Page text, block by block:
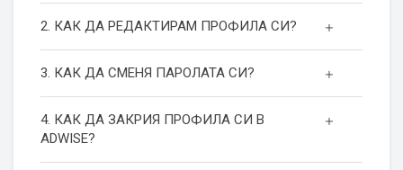
2. КАК ДА РЕДАКТИРАМ ПРОФИЛА СИ?
3. КАК ДА СМЕНЯ ПАРОЛАТА СИ?
4. КАК ДА ЗАКРИЯ ПРОФИЛА СИ В
ADWISE?